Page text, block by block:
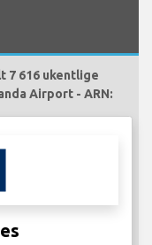
7 616 ukentlige
Airport - ARN: